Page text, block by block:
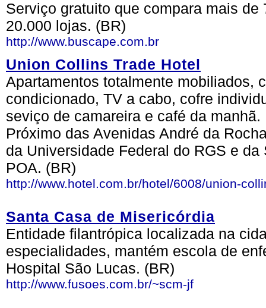
Serviço gratuito que compara mais
20.000 lojas. (BR)
http://www.buscape.com.br
Union Collins Trade Hotel
Apartamentos totalmente mobiliados,
condicionado, TV a cabo, cofre
seviço de camareira e café da
Próximo das Avenidas André da
da Universidade Federal do RGS e
POA. (BR)
http://www.hotel.com.br/hotel/6008/union-
Santa Casa de Misericórdia
Entidade filantrópica localizada na
especialidades, mantém escola de
Hospital São Lucas. (BR)
http://www.fusoes.com.br/~scm-jf